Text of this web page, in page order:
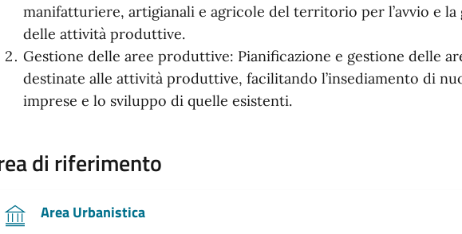
manifatturiere, artigianali e agricole del territorio per l’avvio e la
delle attività produttive.
Gestione delle aree produttive: Pianificazione e gestione delle
destinate alle attività produttive, facilitando l’insediamento di
imprese e lo sviluppo di quelle esistenti.
di riferimento
Area Urbanistica